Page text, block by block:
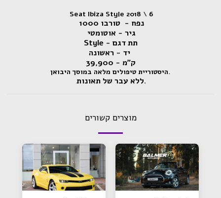
Seat Ibiza Style 2018 \ 6
נפח - טורבו 1000
גיר - אוטומטי
תת דגם - Style
יד - ראשונה
ק״מ - 39,900
.היסטוריית טיפולים מלאה במוסך היבואן
.ללא עבר של תאונות
מוצרים קשורים